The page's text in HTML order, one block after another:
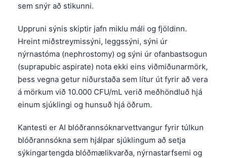
sem snýr að stikunni.
Uppruni sýnis skiptir jafn miklu máli og fjöldinn.
Hreint miðstreymissýni, leggssýni, sýni úr
nýrnastóma (nephrostomy) og sýni úr ofanbastsogun
(suprapubic aspirate) nota ekki eins viðmiðunarmörk,
þess vegna getur niðurstaða sem lítur út fyrir að vera
á mörkum við 10.000 CFU/mL verið meðhöndluð hjá
einum sjúklingi og hunsuð hjá öðrum.
Kantesti er AI blóðrannsóknarvettvangur fyrir túlkun
blóðrannsókna sem hjálpar sjúklingum að setja
sýkingartengda blóðmælikvarða, nýrnastarfsemi og